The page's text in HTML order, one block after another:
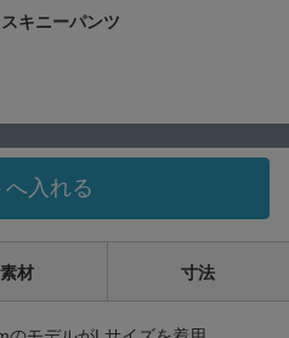
キニーパンツ
へ入れる
素材 寸法